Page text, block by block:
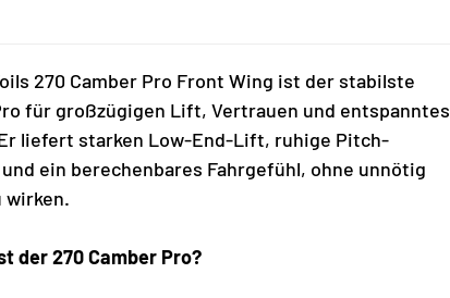
270 Camber Pro Front Wing ist der stabilste
für großzügigen Lift, Vertrauen und entspanntes
liefert starken Low-End-Lift, ruhige Pitch-
ein berechenbares Fahrgefühl, ohne unnötig
wirken.
der 270 Camber Pro?